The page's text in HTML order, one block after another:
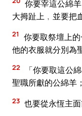
你要宰這公綿
大拇趾上﹐並要把
21
你要取祭壇上
他的衣服就分別為
22
「你要取這公
聖職所獻的公綿羊；
23 也要從永恆主